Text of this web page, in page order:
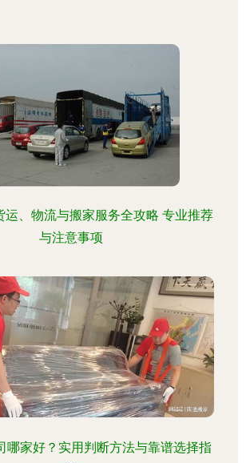
运、物流与搬家服务全攻略 专业推荐
与注意事项
哪家好？实用判断方法与靠谱选择指